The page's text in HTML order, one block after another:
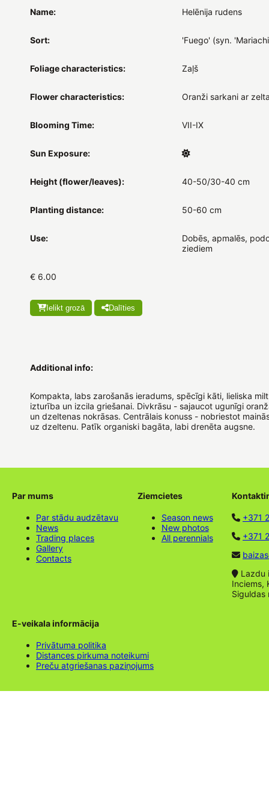
Name: Helēnija rudens
Sort: 'Fuego' (syn.
Foliage characteristics: Zaļš
Flower characteristics: Oranži sarkani ar
Blooming Time: VII-IX
Sun Exposure:
Height (flower/leaves): 40-50/30-40 cm
Planting distance: 50-60 cm
Use:
Dobēs, apmalēs,
ziediem
€ 6.00
Ielikt grozā Dalīties
Additional info:
Kompakta, labs zarošanās ieradums, spēcīgi kāti, lieliska
izturība un izcila griešanai. Divkrāsu - sajaucot ugunīgi
un dzeltenas nokrāsas. Centrālais konuss - nobriestot
uz dzeltenu. Patīk organiski bagāta, labi drenēta augsne.
Par mums
Par stādu audzētavu
News
Trading places
Gallery
Contacts
Ziemcietes
Season news
New photos
All perennials
+371
+371
Lazdu
Inciems,
Siguldas
E-veikala informācija
Privātuma politika
Distances pirkuma noteikumi
Preču atgriešanas paziņojums